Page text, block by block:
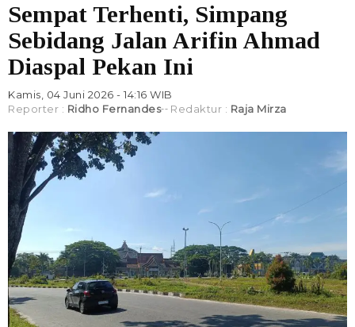
Sempat Terhenti, Simpang
Sebidang Jalan Arifin Ahmad
Diaspal Pekan Ini
Kamis, 04 Juni 2026 - 14:16 WIB
Reporter : Ridho Fernandes Redaktur : Raja Mirza